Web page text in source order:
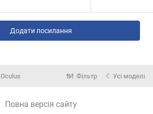
Додати посилання
Oculus Фільтр Усі моделі
Повна версія сайту